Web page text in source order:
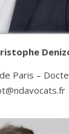
Paris –